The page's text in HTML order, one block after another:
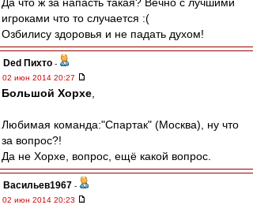
игроками что то случается :(
Озбилису здоровья и не падать духом!
Ded Пихто -
02 июн 2014 20:27
Большой Хорхе
Любимая команда:"Спартак" (Москва), ну что
за вопрос?!
Да не Хорхе, вопрос, ещё какой вопрос.
Васильев1967 -
02 июн 2014 20:23